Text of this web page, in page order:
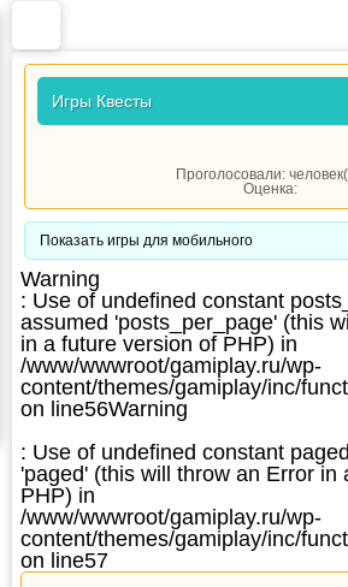
Игры Квесты
Проголосовали:
Оценка:
Показать игры для мобильного
Warning
: Use of undefined constant
assumed 'posts_per_page' (this
in a future version of PHP) in
/www/wwwroot/gamiplay.ru/wp-
content/themes/gamiplay/inc/
on line56Warning
: Use of undefined constant
'paged' (this will throw an Error in
PHP) in
/www/wwwroot/gamiplay.ru/wp-
content/themes/gamiplay/inc/
on line57